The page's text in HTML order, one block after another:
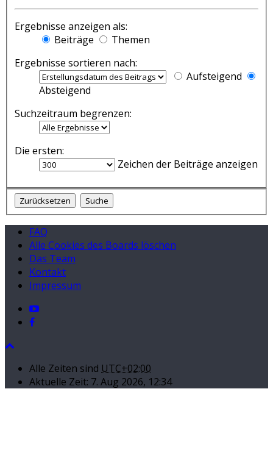
Ergebnisse anzeigen als:
Beiträge
Themen
Ergebnisse sortieren nach:
Aufsteigend
Absteigend
Suchzeitraum begrenzen:
Die ersten:
Zeichen der Beiträge anzeigen
FAQ
Alle Cookies des Boards löschen
Das Team
Kontakt
Impressum
Alle Zeiten sind UTC+02:00
Aktuelle Zeit: 7. Aug 2026, 12:34